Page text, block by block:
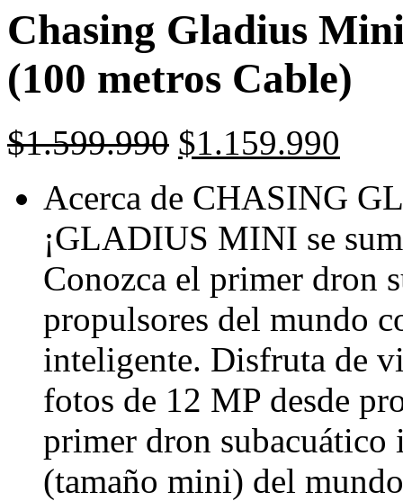
Chasing Gladius
(100 metros Cable)
$1.599.990 $1.159.990
Acerca de CHASING
¡GLADIUS MINI se
Conozca el primer dron
propulsores del mundo
inteligente. Disfruta de
fotos de 12 MP desde
primer dron subacuático
(tamaño mini) del mundo